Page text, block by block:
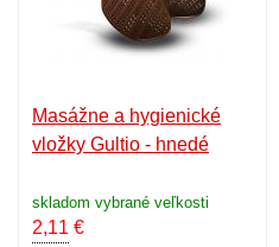
Masážne a hygienické
vložky Gultio - hnedé
skladom vybrané veľkosti
2,11 €